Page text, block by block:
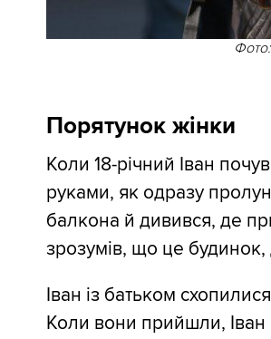
Порятунок жінки
Коли 18-річний Іван
руками, як одразу
балкона й дивився, де
зрозумів, що це будинок,
Іван із батьком
Коли вони прийшли, Іван